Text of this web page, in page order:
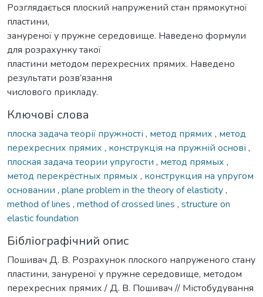
Розглядається плоский напружений стан прямокутної
пластини,
зануреної у пружне середовище. Наведено формули
для розрахунку такої
пластини методом перехресних прямих. Наведено
результати розв’язання
числового прикладу.
Ключові слова
плоска задача теорії пружності , метод прямих , метод
перехресних прямих , конструкція на пружній основі ,
плоская задача теории упругости , метод прямых ,
метод перекрёстных прямых , конструкция на упругом
основании , plane problem in the theory of elasticity,
method of lines , method of crossed lines , structure on
elastic foundation
Бібліографічний опис
Пошивач Д. В. Розрахунок плоского напруженого стану
пластини, зануреної у пружне середовище, методом
перехресних прямих / Д. В. Пошивач // Містобудування